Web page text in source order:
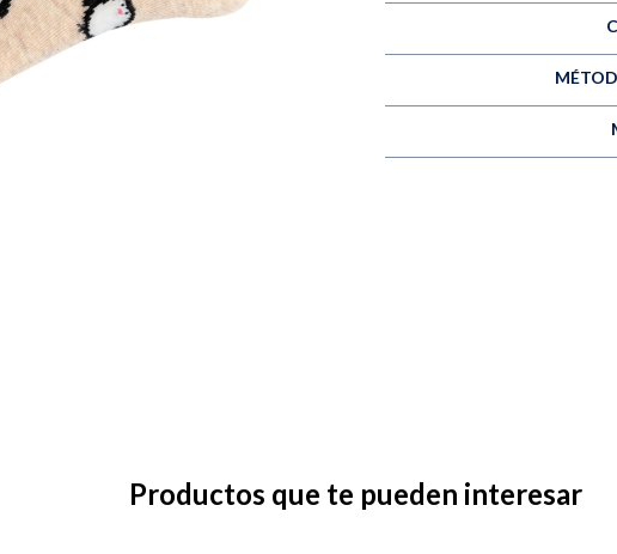
Productos que te pueden interesar